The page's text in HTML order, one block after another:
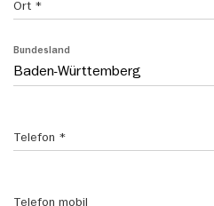
Ort
Bundesland
Telefon
Telefon mobil